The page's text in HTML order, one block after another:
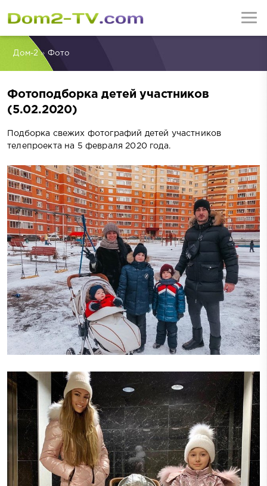
Дом-2» Фото
Фотоподборка детей участников
(5.02.2020)
Подборка свежих фотографий детей участников
телепроекта на 5 февраля 2020 года.